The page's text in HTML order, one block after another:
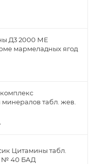
Д3 2000 МЕ
мармеладных ягод
табл. жев.
Цитамины табл.
№ 40 БАД